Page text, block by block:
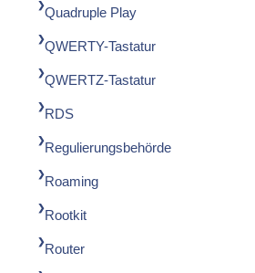
Quadruple Play
QWERTY-Tastatur
QWERTZ-Tastatur
RDS
Regulierungsbehörde
Roaming
Rootkit
Router